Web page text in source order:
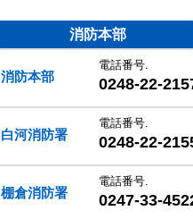
消防本部
消防本部
電話番号.
0248-22-
白河消防署
電話番号.
0248-22-
棚倉消防署
電話番号.
0247-33-